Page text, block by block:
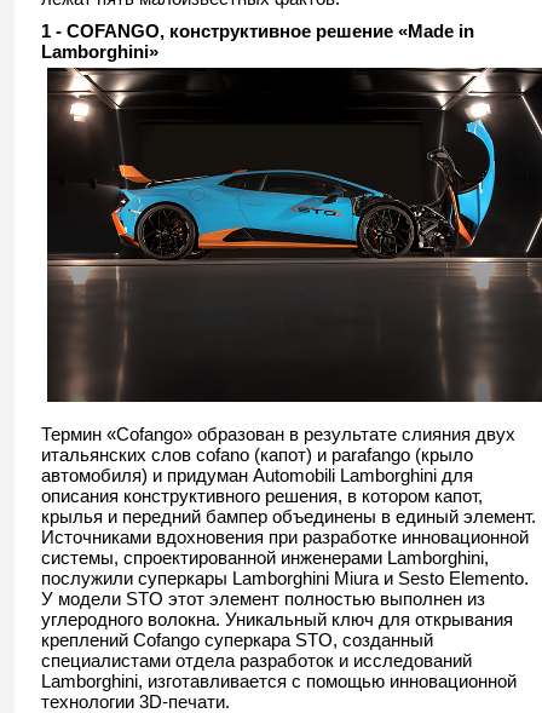
1 - COFANGO, конструктивное решение «Made in
Lamborghini»
Термин «Cofango» образован в результате слияния двух
итальянских слов cofano (капот) и parafango (крыло
автомобиля) и придуман Automobili Lamborghini для
описания конструктивного решения, в котором капот,
крылья и передний бампер объединены в единый элемент.
Источниками вдохновения при разработке инновационной
системы, спроектированной инженерами Lamborghini,
послужили суперкары Lamborghini Miura и Sesto Elemento.
У модели STO этот элемент полностью выполнен из
углеродного волокна. Уникальный ключ для открывания
креплений Cofango суперкара STO, созданный
специалистами отдела разработок и исследований
Lamborghini, изготавливается с помощью инновационной
технологии 3D-печати.